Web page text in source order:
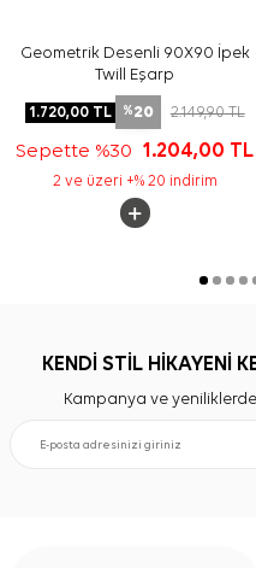
Geometrik Desenli 90X90 İpek
Twill Eşarp
1.720,00TL %20 2.149,90TL
Sepette %30 1.204,00 TL
2 ve üzeri +% 20 indirim
KENDİ STİL HİKAYENİ
Kampanya ve